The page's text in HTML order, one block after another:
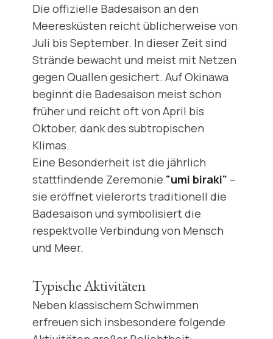
Die offizielle Badesaison an den
Meeresküsten reicht üblicherweise von
Juli bis September. In dieser Zeit sind
Strände bewacht und meist mit Netzen
gegen Quallen gesichert. Auf Okinawa
beginnt die Badesaison meist schon
früher und reicht oft von April bis
Oktober, dank des subtropischen
Klimas.
Eine Besonderheit ist die jährlich
stattfindende Zeremonie "umi biraki" –
sie eröffnet vielerorts traditionell die
Badesaison und symbolisiert die
respektvolle Verbindung von Mensch
und Meer.
Typische Aktivitäten
Neben klassischem Schwimmen
erfreuen sich insbesondere folgende